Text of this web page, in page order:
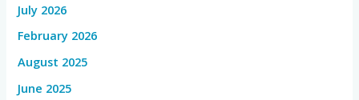
July 2026
February 2026
August 2025
June 2025